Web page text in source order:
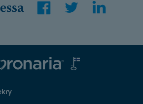
Coronaria